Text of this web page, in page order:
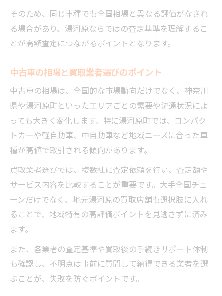
湯河原町での中古車査定実例と結果を比較
凹みあり中古車を上手く売却するテクニッ
ク
高額査定を目指すための準備ポイント
湯河原で中古車査定前にしておくべき準備
中古車の清掃と簡単メンテナンスの重要性
必要書類の確認と事前準備で査定額に差が
出る
中古車の売却時期を見極めて高額査定へ
複数業者への中古車査定依頼で条件を比較
安心して任せたい中古車査定の選び方
湯河原町で信頼できる中古車業者の特徴
口コミや評判で中古車査定業者を比較
地元湯河原ならではの中古車サービス活用
法
そのため、同じ車種でも全国相場と異なる評価がなされ
る場合があり、湯河原ならではの査定基準を理解するこ
とが高額査定につながるポイントとなります。
中古車の相場と買取業者選びのポイント
中古車の相場は、全国的な市場動向だけでなく、神奈川
県や湯河原町といったエリアごとの需要や流通状況によ
っても大きく変化します。特に湯河原町では、コンパク
トカーや軽自動車、中自動車など地域ニーズに合った車
種が高値で取引される傾向があります。
買取業者選びでは、複数社に査定依頼を行い、査定額や
サービス内容を比較することが重要です。大手全国チェ
ーンだけでなく、地元湯河原の買取店舗も選択肢に入れ
ることで、地域特有の高評価ポイントを見逃さずに済み
ます。
また、各業者の査定基準や買取後の手続きサポート体制
も確認し、不明点は事前に質問して納得できる業者を選
ぶことが、失敗を防ぐポイントです。